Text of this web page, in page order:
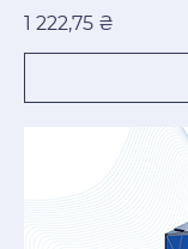
Ціна
1 222,75 ₴